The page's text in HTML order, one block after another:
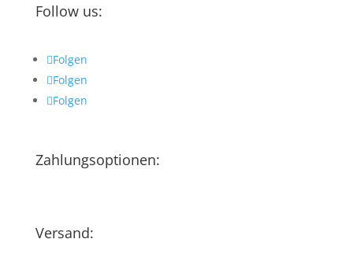
Follow us:
Folgen
Folgen
Folgen
Zahlungsoptionen:
Versand: